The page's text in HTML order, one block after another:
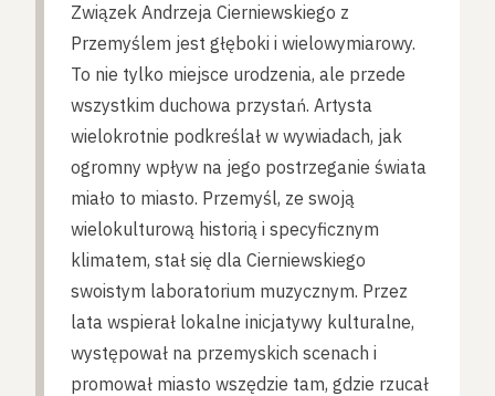
Związek Andrzeja Cierniewskiego z
Przemyślem jest głęboki i wielowymiarowy.
To nie tylko miejsce urodzenia, ale przede
wszystkim duchowa przystań. Artysta
wielokrotnie podkreślał w wywiadach, jak
ogromny wpływ na jego postrzeganie świata
miało to miasto. Przemyśl, ze swoją
wielokulturową historią i specyficznym
klimatem, stał się dla Cierniewskiego
swoistym laboratorium muzycznym. Przez
lata wspierał lokalne inicjatywy kulturalne,
występował na przemyskich scenach i
promował miasto wszędzie tam, gdzie rzucał